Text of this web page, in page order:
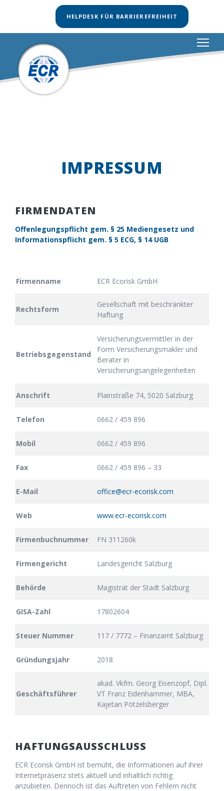
HELPDESK FÜR BARRIEREFREIHEIT
IMPRESSUM
FIRMENDATEN
Offenlegungspflicht gem. § 25 Mediengesetz und
Informationspflicht gem. § 5 ECG, § 14 UGB
Firmenname ECR Ecorisk GmbH
Rechtsform
Gesellschaft mit beschränkter
Haftung
Betriebsgegenstand
Versicherungsvermittler in der
Form Versicherungsmakler und
Berater in
Versicherungsangelegenheiten
Anschrift Plainstraße 74, 5020 Salzburg
Telefon 0662 / 459 896
Mobil 0662 / 459 896
Fax 0662 / 459 896 – 33
E-Mail office@ecr-ecorisk.com
Web www.ecr-ecorisk.com
Firmenbuchnummer FN 311260k
Firmengericht Landesgericht Salzburg
Behörde Magistrat der Stadt Salzburg
GISA-Zahl 17802604
Steuer Nummer 117 / 7772 – Finanzamt Salzburg
Gründungsjahr 2018
Geschäftsführer
akad. Vkfm. Georg Eisenzopf, Dipl.
VT Franz Eidenhammer, MBA,
Kajetan Pötzelsberger
HAFTUNGSAUSSCHLUSS
ECR Ecorisk GmbH ist bemüht, die Informationen auf ihrer
Internetpräsenz stets aktuell und inhaltlich richtig
anzubieten. Dennoch ist das Auftreten von Fehlern nicht